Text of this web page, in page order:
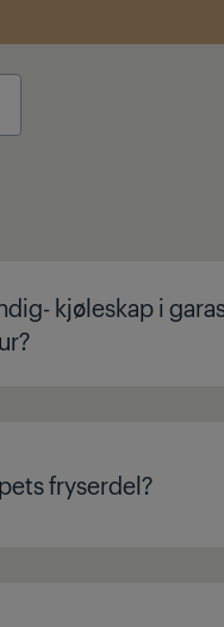
kjøleskap i
fryserdel?